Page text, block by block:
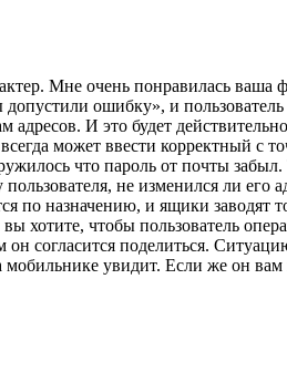
Мне очень понравилась ваша
ошибку», и
И это будет
может ввести корректный с
что пароль от почты забыл.
не изменился ли его
назначению, и ящики заводят
хотите, чтобы пользователь
согласится поделиться.
увидит. Если же он